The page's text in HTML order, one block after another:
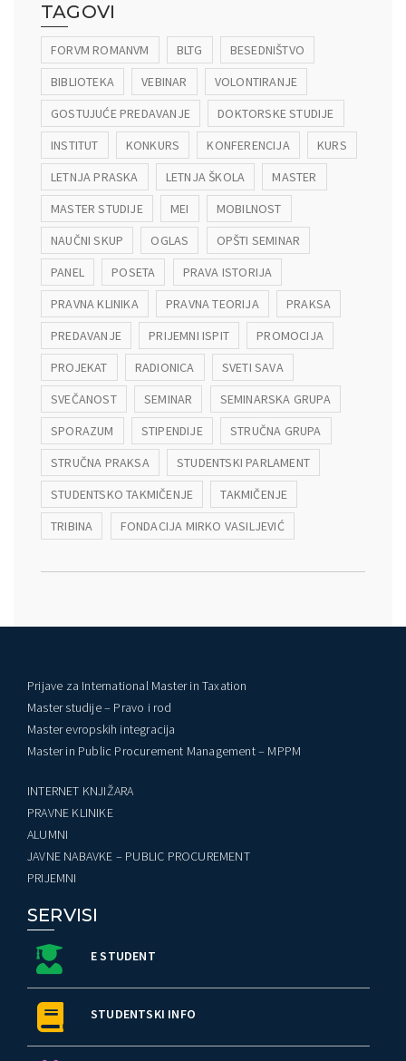
TAGOVI
FORVM ROMANVM BLTG
BESEDNIŠTVO
BIBLIOTEKA
VEBINAR
VOLONTIRANJE
GOSTUJUĆE PREDAVANJE
DOKTORSKE STUDIJE
INSTITUT
KONKURS KONFERENCIJA
KURS
LETNJA PRASKA
LETNJA ŠKOLA
MASTER
MASTER STUDIJE
MEI
MOBILNOST
NAUČNI SKUP
OGLAS
OPŠTI SEMINAR
PANEL
POSETA
PRAVA ISTORIJA
PRAVNA KLINIKA
PRAVNA TEORIJA
PRAKSA
PREDAVANJE
PRIJEMNI ISPIT
PROMOCIJA
PROJEKAT
RADIONICA
SVETI SAVA
SVEČANOST
SEMINAR
SEMINARSKA GRUPA
SPORAZUM
STIPENDIJE
STRUČNA GRUPA
STRUČNA PRAKSA
STUDENTSKI PARLAMENT
STUDENTSKO TAKMIČENJE
TAKMIČENJE
TRIBINA
FONDACIJA MIRKO VASILJEVIĆ
Prijave za International Master in Taxation
Master studije – Pravo i rod
Master evropskih integracija
Master in Public Procurement Management – MPPM
INTERNET KNJIŽARA
PRAVNE KLINIKE
ALUMNI
JAVNE NABAVKE – PUBLIC PROCUREMENT
PRIJEMNI
SERVISI
E STUDENT
STUDENTSKI INFO